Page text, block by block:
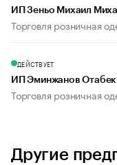
ИП Зеньо Михаил
Торговля розничная
ДЕЙСТВУЕТ
ИП Эминжанов
Торговля розничная
Другие